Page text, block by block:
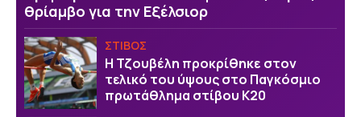
θρίαμβο για την Εξέλσιορ
ΣΤΙΒΟΣ
Η Τζουβέλη προκρίθηκε στον
τελικό του ύψους στο Παγκόσμιο
πρωτάθλημα στίβου Κ20